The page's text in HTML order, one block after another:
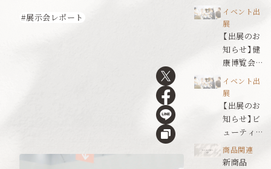
展示会レポート
ールドジャ
パン名古屋
イベント出
展
【出展のお
知らせ】健
康博覧会
2026
イベント出
展
【出展のお
知らせ】ビ
ューティワ
ールドジャ
パン福岡
商品関連
新商品